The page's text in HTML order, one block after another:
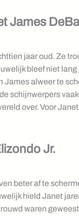
James
jaar oud. Ze
bleef niet
James alweer te
schijnwerpers
over. Voor
Jr.
beter af te
hield Janet
waren